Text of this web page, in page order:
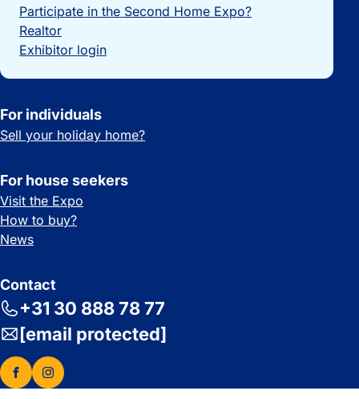
Participate in the Second Home Expo?
Realtor
Exhibitor login
For individuals
Sell your holiday home?
For house seekers
Visit the Expo
How to buy?
News
Contact
+31 30 888 78 77
[email protected]